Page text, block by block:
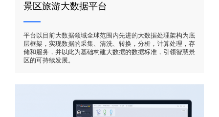
景区旅游大数据平台
平台以目前大数据领域全球范围内先进的大数据处理架构为底
层框架，实现数据的采集、清洗、转换，分析，计算处理，存
储和服务，并以此为基础构建大数据的数据标准，引领智慧景
区的可持续发展。